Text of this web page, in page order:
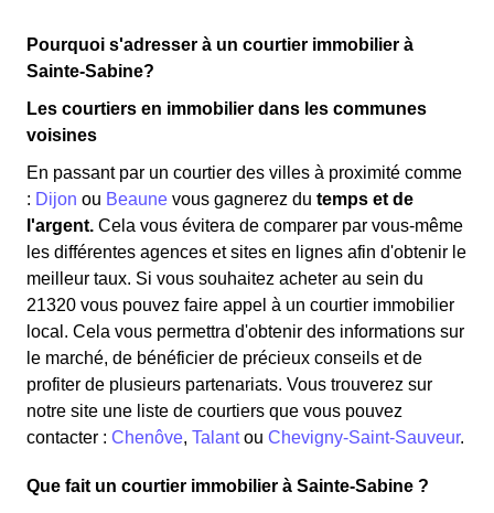
Pourquoi s'adresser à un courtier immobilier à
Sainte-Sabine?
Les courtiers en immobilier dans les communes
voisines
En passant par un courtier des villes à proximité comme
: Dijon ou Beaune vous gagnerez du temps et de
l'argent. Cela vous évitera de comparer par vous-même
les différentes agences et sites en lignes afin d'obtenir le
meilleur taux. Si vous souhaitez acheter au sein du
21320 vous pouvez faire appel à un courtier immobilier
local. Cela vous permettra d'obtenir des informations sur
le marché, de bénéficier de précieux conseils et de
profiter de plusieurs partenariats. Vous trouverez sur
notre site une liste de courtiers que vous pouvez
contacter : Chenôve, Talantou Chevigny-Saint-Sauveur.
Que fait un courtier immobilier à Sainte-Sabine ?